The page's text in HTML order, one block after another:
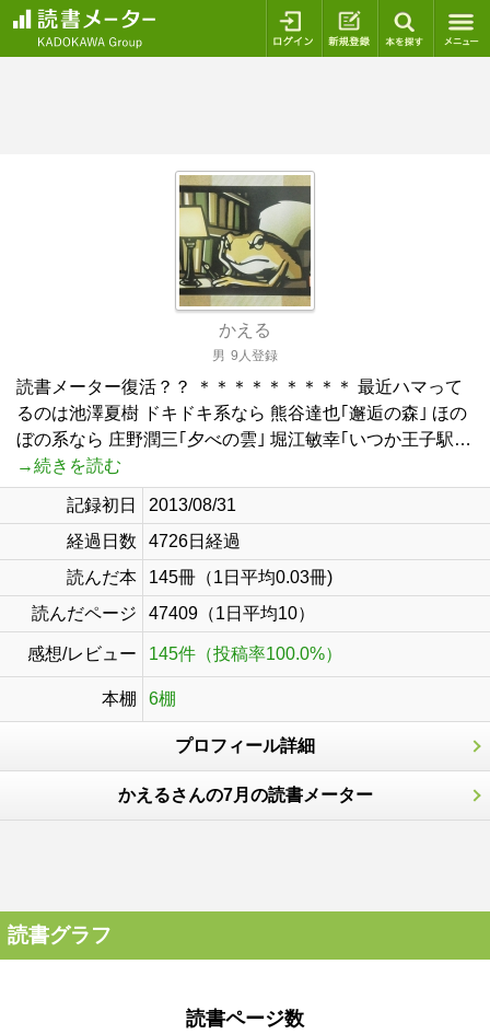
ログイン 新規登録
かえる
男 9人登録
読書メーター復活？？ ＊＊＊＊＊＊＊＊＊ 最近ハマって
るのは池澤夏樹 ドキドキ系なら 熊谷達也｢邂逅の森｣ ほの
ぼの系なら 庄野潤三｢夕べの雲｣ 堀江敏幸｢いつか王子駅…
→続きを読む
記録初日
2013/08/31
経過日数
4726日経過
読んだ本
145冊（1日平均0.03冊)
読んだページ
47409（1日平均10）
感想/レビュー 145件（投稿率100.0%）
本棚 6棚
プロフィール詳細
かえるさんの7月の読書メーター
読書グラフ
読書ページ数